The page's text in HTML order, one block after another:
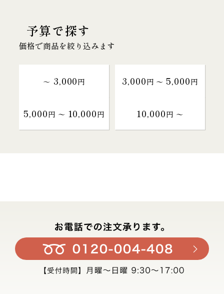
予算で探す
価格で商品を絞り込みます
～ 3,000円 3,000円 〜 5,000円
5,000円 〜 10,000円 10,000円 〜